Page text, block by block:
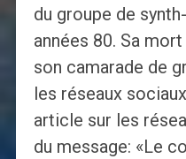
du groupe de
années 80. Sa
son camarade de
les réseaux
article sur les
du message: «Le